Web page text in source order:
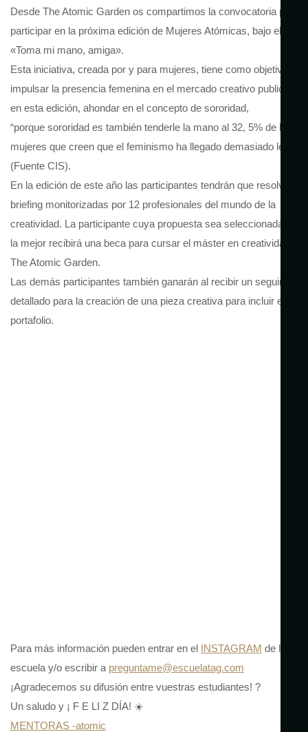
Desde The Atomic Garden os compartimos la convocatoria para
participar en la próxima edición de Mujeres Atómicas, bajo el lema
«Toma mi mano, amiga».
Esta iniciativa, creada por y para mujeres, tiene como objetivo
impulsar la presencia femenina en el mercado creativo
en esta edición, ahondar en el concepto de sororidad,
“porque sororidad es también tenderle la mano al 32, 5% de la
mujeres que creen que el feminismo ha llegado demasiado lejos
(Fuente CIS).
En la edición de este año las participantes tendrán que resolver un
briefing monitorizadas por 12 profesionales del mundo de la
creatividad. La participante cuya propuesta sea seleccionada
la mejor recibirá una beca para cursar el máster en creatividad en
The Atomic Garden.
Las demás participantes también ganarán al recibir un
detallado para la creación de una pieza creativa para incluir en su
portafolio.
Para más información pueden entrar en el INSTAGRAM de la
escuela y/o escribir a preguntame@escuelatag.com
¡Agradecemos su difusión entre vuestras estudiantes! ?
Un saludo y ¡ F E LI Z DÍA! ☀️
MENTORAS -atomic